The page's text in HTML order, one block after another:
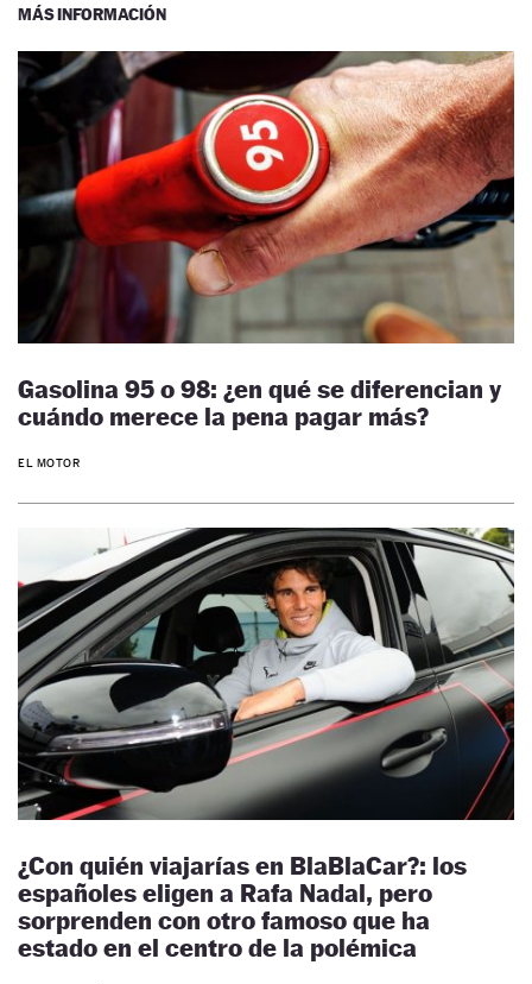
MÁS INFORMACIÓN
Gasolina 95 o 98: ¿en qué se diferencian y
cuándo merece la pena pagar más?
EL MOTOR
¿Con quién viajarías en BlaBlaCar?: los
españoles eligen a Rafa Nadal, pero
sorprenden con otro famoso que ha
estado en el centro de la polémica